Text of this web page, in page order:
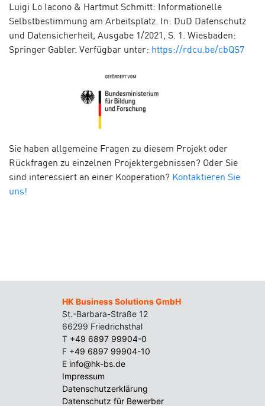
Luigi Lo Iacono & Hartmut Schmitt: Informationelle
Selbstbestimmung am Arbeitsplatz. In: DuD Datenschutz
und Datensicherheit, Ausgabe 1/2021, S. 1. Wiesbaden:
Springer Gabler. Verfügbar unter: https://rdcu.be/cbQS7
Sie haben allgemeine Fragen zu diesem Projekt oder
Rückfragen zu einzelnen Projektergebnissen? Oder Sie
sind interessiert an einer Kooperation? Kontaktieren Sie
uns!
HK Business Solutions GmbH
St.-Barbara-Straße 12
66299 Friedrichsthal
T +49 6897 99904-0
F +49 6897 99904-10
E info@hk-bs.de
Impressum
Datenschutzerklärung
Datenschutz für Bewerber